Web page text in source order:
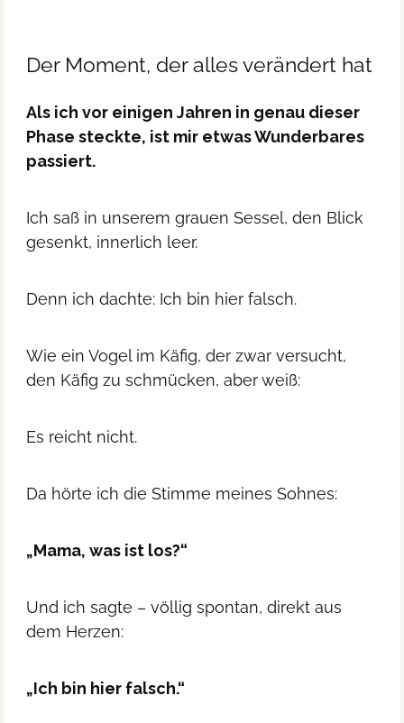
Der Moment, der alles verändert hat
Als ich vor einigen Jahren in genau dieser
Phase steckte, ist mir etwas Wunderbares
passiert.
Ich saß in unserem grauen Sessel, den Blick
gesenkt, innerlich leer.
Denn ich dachte: Ich bin hier falsch.
Wie ein Vogel im Käfig, der zwar versucht,
den Käfig zu schmücken, aber weiß:
Es reicht nicht.
Da hörte ich die Stimme meines Sohnes:
„Mama, was ist los?“
Und ich sagte – völlig spontan, direkt aus
dem Herzen:
„Ich bin hier falsch.“